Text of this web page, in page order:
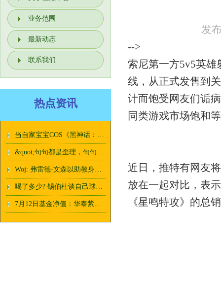
业务范围
最新动态
联系我们
热点资讯
当自家宝宝COS《黑神话：悟空》小弥勒：简直像绝了！
&quot;句句都是歪理，句句却很精辟&quot;
Woj: 弗雷德-文森以助教身份加入活塞教练组 曾与蒙蒂在鹈鹕共事
喝了多少? 锡伯杜谈自己球员时期: 指环王&科比&乔丹的结合
7月12日基金净值：华泰紫金智享一年定开债券发起最新净值1.0249，涨0.04%
发
-->
索尼第一方5v5英
线，从正式发售到
计而饱受网友们诟
同类游戏市场饱和
近日，推特有网友
放在一起对比，表
《星鸣特攻》的总